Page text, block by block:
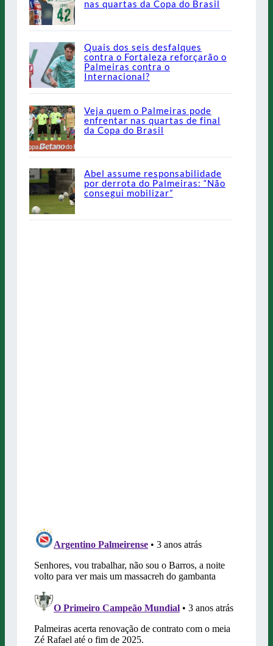
nas quartas da Copa do Brasil
Quais dos seis desfalques
contra o Fortaleza reforçarão o
Palmeiras contra o
Internacional?
Veja quem o Palmeiras pode
enfrentar nas quartas de final
da Copa do Brasil
Abel assume responsabilidade
por derrota do Palmeiras: “Não
consegui mobilizar”